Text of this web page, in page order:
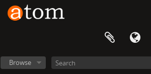
Browse